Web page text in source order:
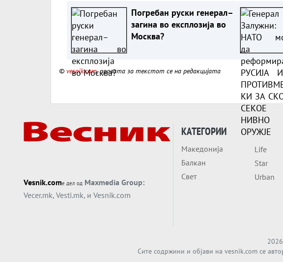
Погребан руски генерал–
загина во експлозија во
Москва?
© vesnik.com, правата за текстот се на редакцијата
Vesnik.comе дел од Maxmedia Group:
Vecer.mk, Vesti.mk, и Vesnik.com
КАТЕГОРИИ
Македонија
Балкан
Свет
Life
Star
Urban
2026
Сите содржини и објави на vesnik.com се